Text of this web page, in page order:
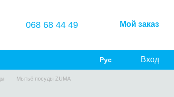
068 68 44 49 Мой заказ
Рус Вход
Мытьё посуды ZUMA